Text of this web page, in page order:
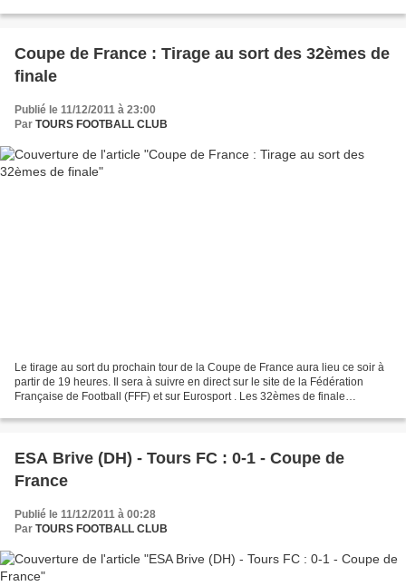
Coupe de France : Tirage au sort des 32èmes de
finale
Publié le 11/12/2011 à 23:00
Par TOURS FOOTBALL CLUB
Le tirage au sort du prochain tour de la Coupe de France aura lieu ce soir à
partir de 19 heures. Il sera à suivre en direct sur le site de la Fédération
Française de Football (FFF) et sur Eurosport . Les 32èmes de finale
ESA Brive (DH) - Tours FC : 0-1 - Coupe de
France
Publié le 11/12/2011 à 00:28
Par TOURS FOOTBALL CLUB